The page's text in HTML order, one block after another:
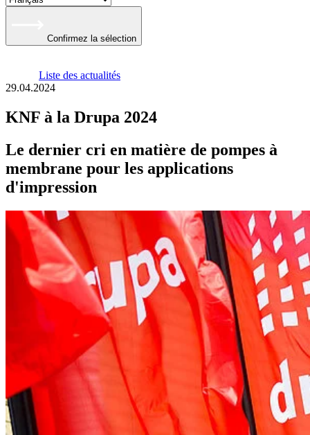
Confirmez la sélection
Liste des actualités
29.04.2024
KNF à la Drupa 2024
Le dernier cri en matière de pompes à
membrane pour les applications
d'impression